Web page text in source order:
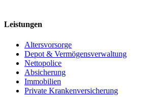
Leistungen
Altersvorsorge
Depot & Vermögensverwaltung
Nettopolice
Absicherung
Immobilien
Private Krankenversicherung